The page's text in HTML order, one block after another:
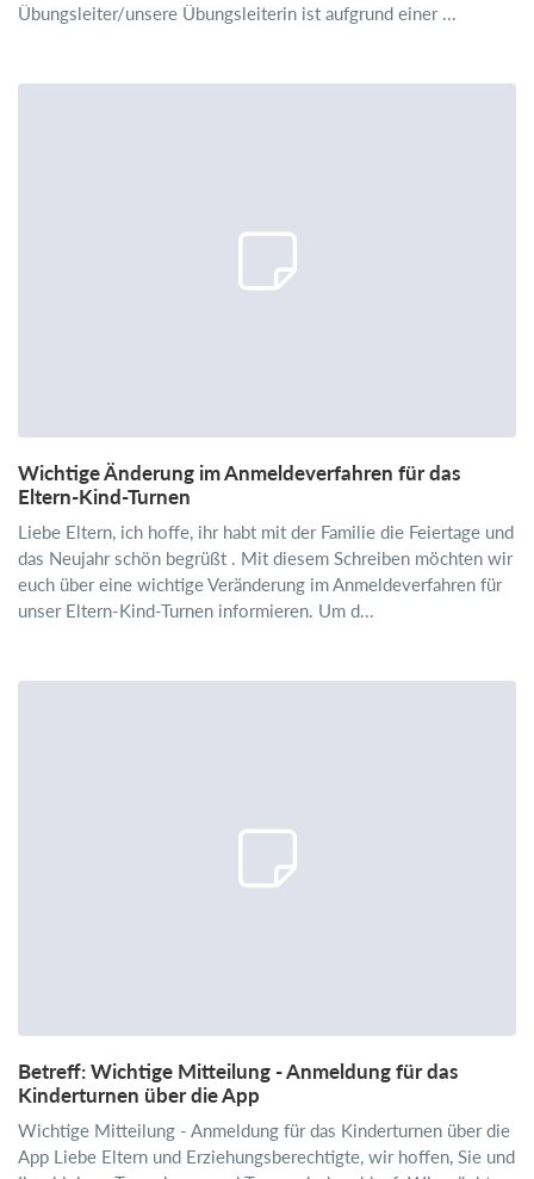
Übungsleiter/unsere Übungsleiterin ist aufgrund einer ...
Wichtige Änderung im Anmeldeverfahren für das
Eltern-Kind-Turnen
Liebe Eltern, ich hoffe, ihr habt mit der Familie die Feiertage und
das Neujahr schön begrüßt . Mit diesem Schreiben möchten wir
euch über eine wichtige Veränderung im Anmeldeverfahren für
unser Eltern-Kind-Turnen informieren. Um d...
Betreff: Wichtige Mitteilung - Anmeldung für das
Kinderturnen über die App
Wichtige Mitteilung - Anmeldung für das Kinderturnen über die
App Liebe Eltern und Erziehungsberechtigte, wir hoffen, Sie und